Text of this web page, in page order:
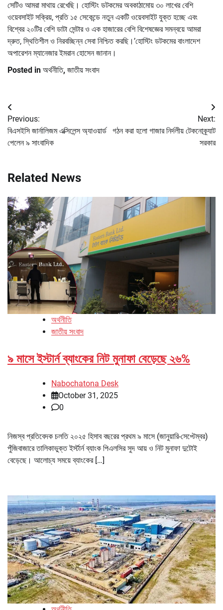
সেটিও আমরা মাথায় রেখেছি। হোস্টিং ডটকমের অবকাঠামোয় ৩০ লাখের বেশি
ওয়েবসাইট সক্রিয়, প্রতি ১৫ সেকেন্ডে নতুন একটি ওয়েবসাইট যুক্ত হচ্ছে এবং
বিশ্বের ২০টির বেশি ডাটা সেন্টার ও এক হাজারের বেশি বিশেষজ্ঞের সমন্বয়ে আমরা
দ্রুত, স্থিতিশীল ও নিরবচ্ছিন্ন সেবা নিশ্চিত করছি।’হোস্টিং ডটকমের বাংলাদেশ
অপারেশন ম্যানেজার ইমরান হোসেন জানান।
Posted in অর্থনীতি, জাতীয় সংবাদ
Post
navigation
Previous:
বিএসইসি জার্নালিজম এক্সিলেন্স অ্যাওয়ার্ড
পেলেন ৯ সাংবাদিক
Next:
গঠন করা হলো গাজার নির্দলীয় টেকনোক্র্যাট
সরকার
Related News
অর্থনীতি
জাতীয় সংবাদ
৯ মাসে ইস্টার্ন ব্যাংকের নিট মুনাফা বেড়েছে ২৬%
Nabochatona Desk
October 31, 2025
0
নিজস্ব প্রতিবেদক চলতি ২০২৫ হিসাব বছরের প্রথম ৯ মাসে (জানুয়ারি-সেপ্টেম্বর)
পুঁজিবাজারে তালিকাভুক্ত ইর্স্টার্ন ব্যাংক পিএলসির সুদ আয় ও নিট মুনাফা দুটোই
বেড়েছে। আলোচ্য সময়ে ব্যাংকের […]